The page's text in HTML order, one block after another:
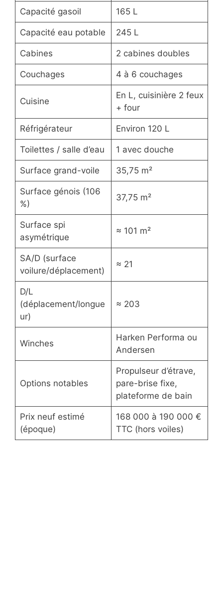
Capacité gasoil 165 L
Capacité eau potable 245 L
Cabines 2 cabines doubles
Couchages 4 à 6 couchages
Cuisine
En L, cuisinière 2 feux
+ four
Réfrigérateur Environ 120 L
Toilettes / salle d’eau 1 avec douche
Surface grand-voile 35,75 m²
Surface génois (106
%)
37,75 m²
Surface spi
asymétrique
≈ 101 m²
SA/D (surface
voilure/déplacement)
≈ 21
D/L
(déplacement/longue
ur)
≈ 203
Winches
Harken Performa ou
Andersen
Options notables
Propulseur d’étrave,
pare-brise fixe,
plateforme de bain
Prix neuf estimé
(époque)
168 000 à 190 000 €
TTC (hors voiles)